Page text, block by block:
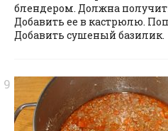
блендером. Должна
Добавить ее в кастрюлю.
Добавить сушеный базилик.